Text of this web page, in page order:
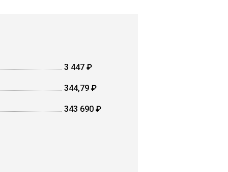
3 447 ₽
344,79 ₽
343 690 ₽